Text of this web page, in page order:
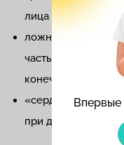
Впервые
лица – при
ложный атлетизм
частью тела и
конечностей –
«сердечный горб»
при дефектах